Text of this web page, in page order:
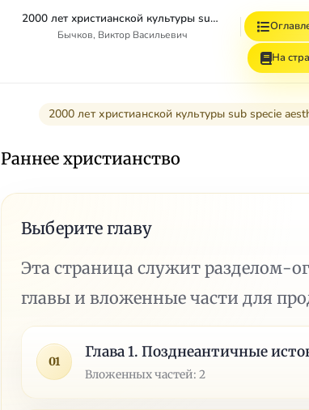
2000 лет христианской культуры sub specie aesthetica. Том 1. Раннее христианство. Византия
Бычков, Виктор Васильевич
На
2000 лет христианской культуры sub specie
Раннее христианство
Выберите главу
Эта страница служит разделом-
главы и вложенные части для
01
Глава 1. Позднеантичные
Вложенных частей: 2